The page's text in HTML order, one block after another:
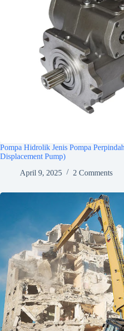
Pompa Hidrolik Jenis Pompa
Displacement Pump)
April 9, 2025
2 Comments